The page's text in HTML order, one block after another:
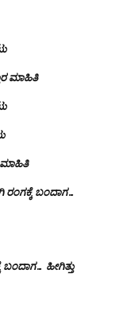
ಮಾಹಿತಿ
ಮಾಹಿತಿ
ಬಂದಾಗ…
ಹೀಗಿತ್ತು